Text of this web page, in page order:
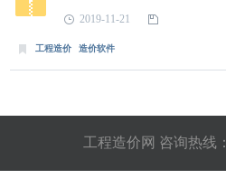
2019-11-21
工程造价 造价软件
工程造价网 咨询热线：